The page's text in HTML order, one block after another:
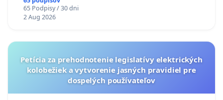
TÝŽDEŇ CIEĽ 8.00 – 18.00 HOD. A PRAVIDELNÁ
KONTROLA STAVBY C-AREA NA
65 Podpisy / 30 dni
2 Aug 2026
Petícia za prehodnotenie legislatívy elektrických
kolobežiek a vytvorenie jasných pravidiel pre
dospelých používateľov